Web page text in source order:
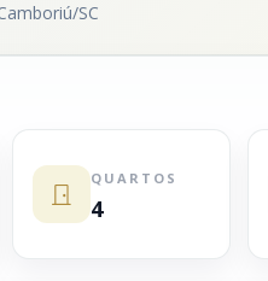
SC
QUARTOS
4